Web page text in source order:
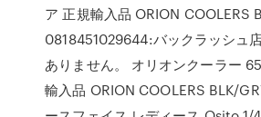
ア 正規輸入品 ORION COOLERS
0818451029644:バックラッシュ
ありません。 オリオンクーラー
輸入品 ORION COOLERS BLK/